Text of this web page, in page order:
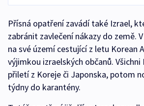
Přísná opatření zavádí také Izrael,
zabránit zavlečení nákazy do země.
na své území cestující z letu Korean
výjimkou izraelských občanů.
přiletí z Koreje či Japonska, potom
týdny do karantény.